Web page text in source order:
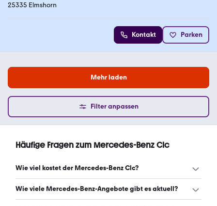
25335 Elmshorn
Kontakt Parken
Mehr laden
Filter anpassen
Häufige Fragen zum Mercedes-Benz Clc
Wie viel kostet der Mercedes-Benz Clc?
Ein guter Preis für einen Mercedes-Benz Clc liegt zwischen
Wie viele Mercedes-Benz-Angebote gibt es aktuell?